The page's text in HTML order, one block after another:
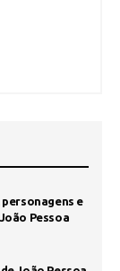
e
Pessoa